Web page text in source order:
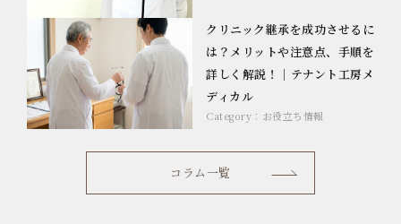
クリニック継承を成功させるに
は？メリットや注意点、手順を
詳しく解説！｜テナント工房メ
ディカル
Category： お役立ち情報
コラム一覧